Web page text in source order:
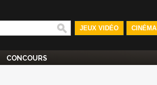
JEUX VIDÉO CINÉMA
CONCOURS